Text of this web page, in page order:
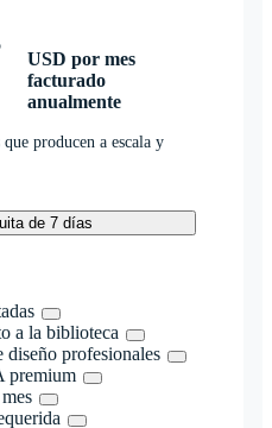
USD por mes
facturado
anualmente
que producen a escala y
de 7 días
a la biblioteca
diseño profesionales
premium